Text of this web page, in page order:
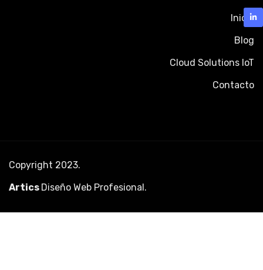
Inicio
Blog
Cloud Solutions IoT
Contacto
Copyright 2023.
Artics Diseño Web Profesional .